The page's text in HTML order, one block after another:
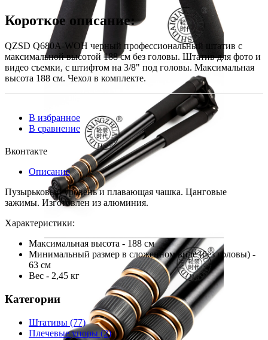
Короткое описание:
QZSD Q680A-WOH черный профессиональный штатив с
максимальной высотой 188 см без головы. Штатив для фото и
видео съемки, с штифтом на 3/8" под головы. Максимальная
высота 188 см. Чехол в комплекте.
В избранное
В сравнение
Вконтакте
Описание
Пузырьковый уровень и плавающая чашка. Цанговые
зажимы. Изготовлен из алюминия.
Характеристики:
Максимальная высота - 188 см
Минимальный размер в сложенном виде (без головы) -
63 см
Вес - 2,45 кг
Категории
Штативы (77)
Плечевые упоры(2)